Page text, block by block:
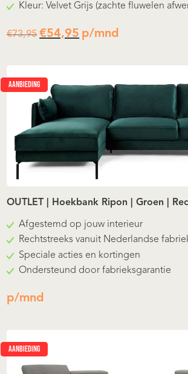
Kleur: Velvet Grijs (zachte fluwelen
€73,95 Oorspronkelijke
was:
€73,95.
€54,95 Huidige
is:
€54,95.
p/mnd
AANBIEDING
OUTLET | Hoekbank Ripon | Groen |
Afgestemd op jouw interieur
Rechtstreeks vanuit Nederlandse
Speciale acties en kortingen
Ondersteund door fabrieksgarantie
p/mnd
AANBIEDING